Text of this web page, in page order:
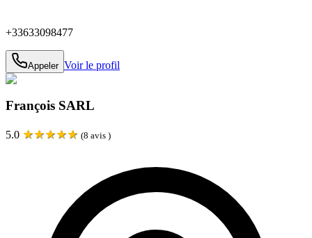
+33633098477
Appeler Voir le profil
François SARL
5.0 ★★★★★ (8 avis )